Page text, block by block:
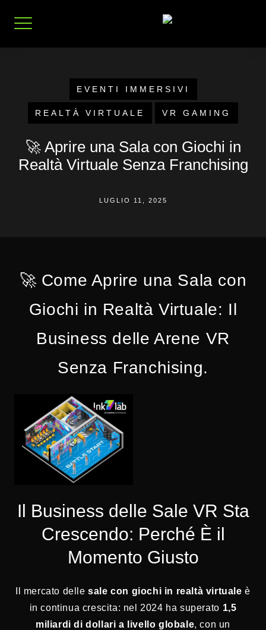
EVENTI IMMERSIVI
REALTÀ VIRTUALE VR GAMING
🚀 Aprire una Sala con Giochi in
Realtà Virtuale Senza Franchising
LUGLIO 11, 2025
🚀 Come Aprire una Sala con
Giochi in Realtà Virtuale: Il
Business delle Arene VR
Senza Franchising.
Il Business delle Sale VR Sta
Crescendo: Perché È il
Momento Giusto
Il mercato dellesale con giochi in realtà virtuale è
in continua crescita: nel 2024 ha superato 1,5
miliardi di dollari a livello globale, con un